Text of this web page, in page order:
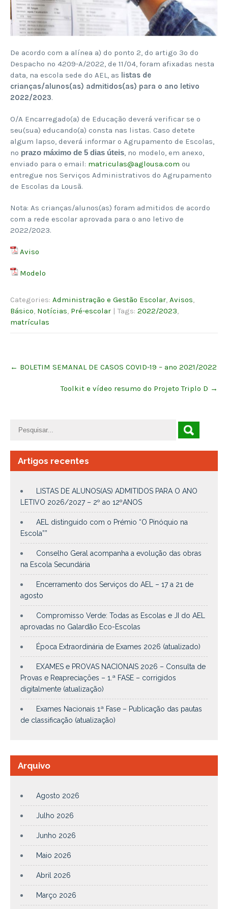
De acordo com a alínea a) do ponto 2, do artigo 3º do
Despacho nº 4209-A/2022, de 11/04, foram afixadas nesta
data, na escola sede do AEL, as listas de
crianças/alunos(as) admitidos(as) para o ano letivo
2022/2023.
O/A Encarregado(a) de Educação deverá verificar se o
seu(sua) educando(a) consta nas listas. Caso detete
algum lapso, deverá informar o Agrupamento de Escolas,
no prazo máximo de 5 dias úteis , no modelo, em anexo,
enviado para o email: matriculas@aglousa.com ou
entregue nos Serviços Administrativos do Agrupamento
de Escolas da Lousã.
Nota: As crianças/alunos(as) foram admitidos de acordo
com a rede escolar aprovada para o ano letivo de
2022/2023.
Aviso
Modelo
Categories: Administração e Gestão Escolar Avisos
Básico Notícias Pré-escolar | Tags: 2022/2023
matrículas
navigation
← BOLETIM SEMANAL DE CASOS COVID-19 – ano 2021/2022
Toolkit e vídeo resumo do Projeto Triplo D →
Artigos recentes
LISTAS DE ALUNOS(AS) ADMITIDOS PARA O ANO
LETIVO 2026/2027 – 2º ao 12ºANOS
AEL distinguido com o Prémio “O Pinóquio na
Escola””
Conselho Geral acompanha a evolução das obras
na Escola Secundária
Encerramento dos Serviços do AEL – 17 a 21 de
agosto
Compromisso Verde: Todas as Escolas e JI do AEL
aprovadas no Galardão Eco-Escolas
Época Extraordinária de Exames 2026 (atualizado)
EXAMES e PROVAS NACIONAIS 2026 – Consulta de
Provas e Reapreciações – 1.ª FASE – corrigidos
digitalmente (atualização)
Exames Nacionais 1ª Fase – Publicação das pautas
de classificação (atualização)
Arquivo
Agosto 2026
Julho 2026
Junho 2026
Maio 2026
Abril 2026
Março 2026